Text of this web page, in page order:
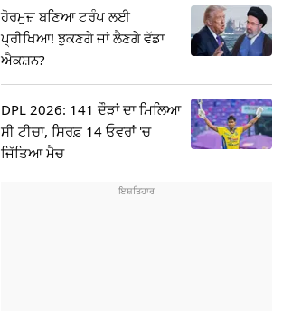
ਹੋਰਮੁਜ਼ ਬਣਿਆ ਟਰੰਪ ਲਈ
ਪ੍ਰੀਖਿਆ! ਝੁਕਣਗੇ ਜਾਂ ਲੈਣਗੇ ਵੱਡਾ
ਐਕਸ਼ਨ?
DPL 2026: 141 ਦੌੜਾਂ ਦਾ ਮਿਲਿਆ
ਸੀ ਟੀਚਾ, ਸਿਰਫ਼ 14 ਓਵਰਾਂ 'ਚ
ਜਿੱਤਿਆ ਮੈਚ